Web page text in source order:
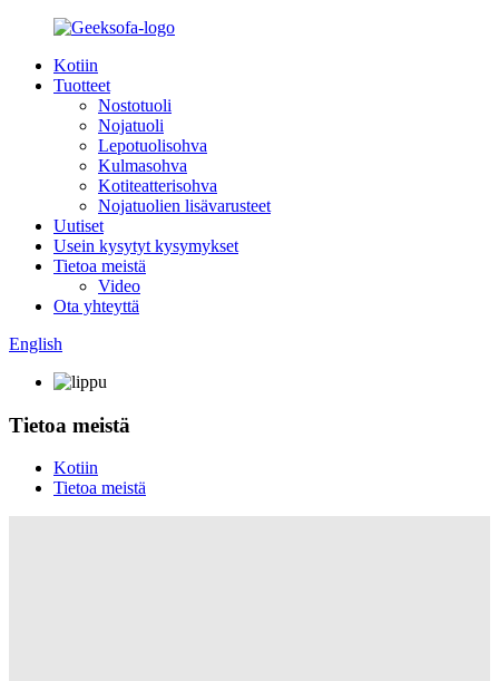
Kotiin
Tuotteet
Nostotuoli
Nojatuoli
Lepotuolisohva
Kulmasohva
Kotiteatterisohva
Nojatuolien lisävarusteet
Uutiset
Usein kysytyt kysymykset
Tietoa meistä
Video
Ota yhteyttä
English
Tietoa meistä
Kotiin
Tietoa meistä